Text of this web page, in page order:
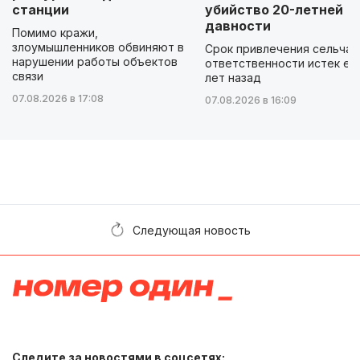
станции
Помимо кражи,
злоумышленников обвиняют в
нарушении работы объектов
связи
07.08.2026 в 17:08
убийство 20-летней
давности
Срок привлечения
ответственности истек
лет назад
07.08.2026 в 16:09
Следующая новость